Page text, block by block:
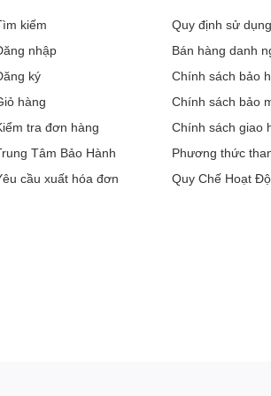
trội
11 Lite 5G NE. Điện thoại thông minh có
hình 20:9. Bảng điều khiển hỗ trợ tốc độ làm
kiếm
nhập
ký
hàng
tra đơn hàng
Tâm Bảo Hành
cầu xuất hóa đơn
Quy định sử dụng
Bán hàng danh
Chính sách bảo
Chính sách bảo
Chính sách giao
Phương thức
Quy Chế Hoạt